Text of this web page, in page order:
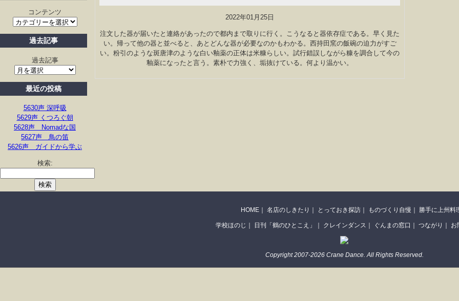
コンテンツ
過去記事
過去記事
最近の投稿
5630声 深呼吸
5629声 くつろぐ朝
5628声 Nomadな国
5627声 鳥の笛
5626声 ガイドから学ぶ
検索:
2022年01月25日
注文した器が届いたと連絡があったので都内まで取りに行く。こうなると器依存症である。早く見た
い。帰って他の器と並べると、あとどんな器が必要なのかもわかる。西持田窯の飯碗の迫力がすご
い。粉引のような斑唐津のような白い釉薬の正体は米糠らしい。試行錯誤しながら糠を調合して今の
釉薬になったと言う。素朴で力強く、垢抜けている。何より温かい。
HOME 名店のしきたり とっておき探訪 ものづくり自慢 勝手に上州料
学校ほのじ 日刊「鶴のひとこえ」 クレインダンス ぐんまの窓口 つながり お
Copyright 2007-2026 Crane Dance. All Rights Reserved.